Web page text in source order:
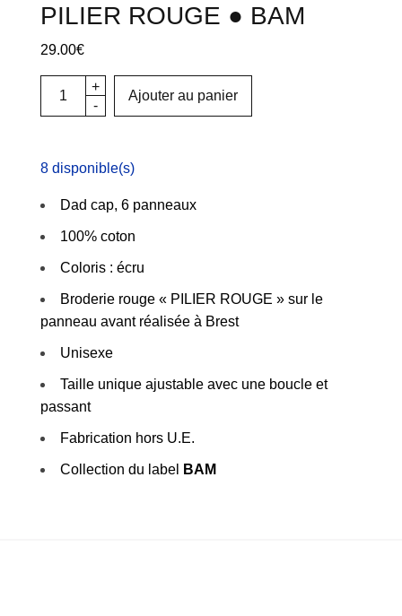
PILIER ROUGE ● BAM
29.00€
Ajouter au panier
8 disponible(s)
Dad cap, 6 panneaux
100% coton
Coloris : écru
Broderie rouge « PILIER ROUGE » sur le
panneau avant réalisée à Brest
Unisexe
Taille unique ajustable avec une boucle et
passant
Fabrication hors U.E.
Collection du label BAM